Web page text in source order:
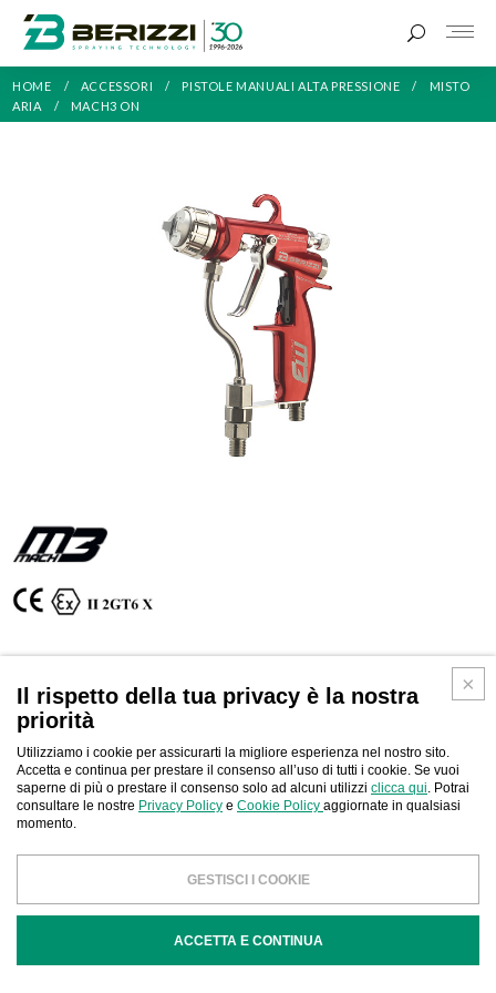
HOME ACCESSORI PISTOLE MANUALI ALTA PRESSIONE
MISTO
ARIA
MACH3 ON
MACH3
ON
testina e ugello ON. Progettata per ottimizzare l'efficienza e la
qualità, è applicabile alle nostre pompe, è ideale per le applicazioni sul
metallo generico e sui prodotti in legno
Il rispetto della tua privacy è la nostra
priorità
Utilizziamo i cookie per assicurarti la migliore esperienza nel nostro sito.
Accetta e continua per prestare il consenso all’uso di tutti i cookie. Se vuoi
saperne di più o prestare il consenso solo ad alcuni utilizzi clicca qui. Potrai
consultare le nostre Privacy Policy e Cookie Policy aggiornate in qualsiasi
momento.
GESTISCI I COOKIE
ACCETTA E CONTINUA